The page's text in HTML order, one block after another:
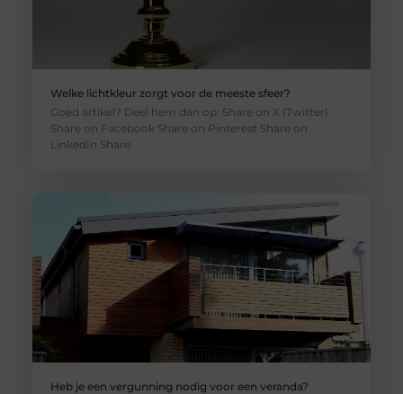
Welke lichtkleur zorgt voor de meeste sfeer?
Goed artikel? Deel hem dan op: Share on X (Twitter)
Share on Facebook Share on Pinterest Share on
LinkedIn Share
Heb je een vergunning nodig voor een veranda?